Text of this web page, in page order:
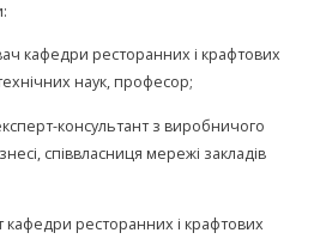
кафедри ресторанних і крафтових
наук, професор;
консультант з виробничого
співвласниця мережі закладів
кафедри ресторанних і крафтових